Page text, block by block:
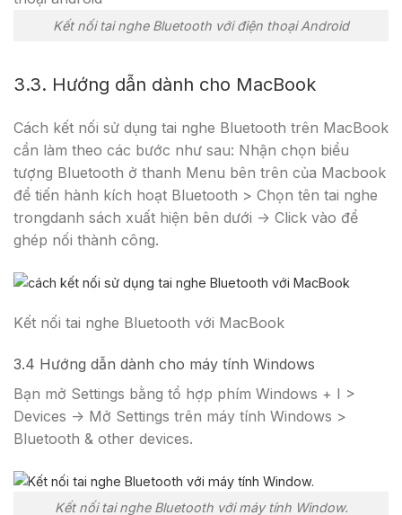
Kết nối tai nghe Bluetooth với điện thoại Android
3.3. Hướng dẫn dành cho MacBook
Cách kết nối sử dụng tai nghe Bluetooth trên MacBook
cần làm theo các bước như sau: Nhận chọn biểu
tượng Bluetooth ở thanh Menu bên trên của Macbook
để tiến hành kích hoạt Bluetooth > Chọn tên tai nghe
trongdanh sách xuất hiện bên dưới -> Click vào để
ghép nối thành công.
Kết nối tai nghe Bluetooth với MacBook
3.4 Hướng dẫn dành cho máy tính Windows
Bạn mở Settings bằng tổ hợp phím Windows + I >
Devices -> Mở Settings trên máy tính Windows >
Bluetooth & other devices.
Kết nối tai nghe Bluetooth với máy tính Window.